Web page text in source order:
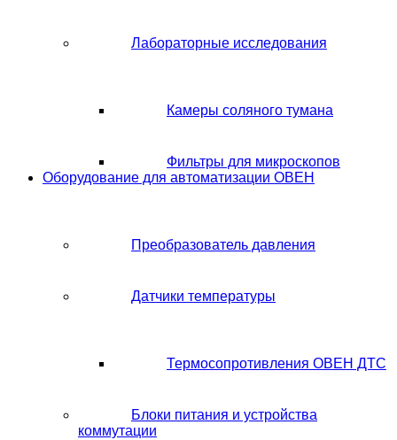
Лабораторные исследования
Камеры соляного тумана
Фильтры для микроскопов
Оборудование для автоматизации ОВЕН
Преобразователь давления
Датчики температуры
Термосопротивления ОВЕН ДТС
Блоки питания и устройства
коммутации